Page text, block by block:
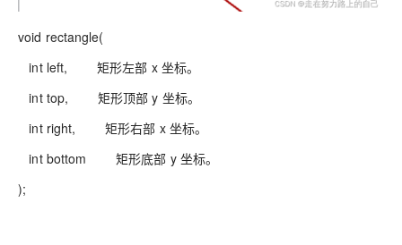
void rectangle(
int left, 矩形左部 x 坐标。
int top, 矩形顶部 y 坐标。
int right, 矩形右部 x 坐标。
int bottom 矩形底部 y 坐标。
);